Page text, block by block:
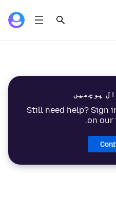
پوچھیں
Still need help? Sign
on our